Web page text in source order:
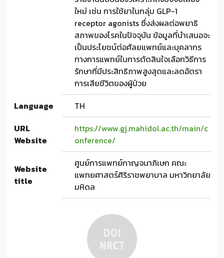
ใหม่ เช่น การใช้ยาในกลุ่ม GLP-1
receptor agonists ซึ่งส่งผลต่อพยาธิ
สภาพของโรคในปัจจุบัน ข้อมูลที่นำเสนอจะ
เป็นประโยชน์ต่อศัลยแพทย์และบุคลากร
ทางการแพทย์ในการตัดสินใจเลือกวิธีการ
รักษาที่มีประสิทธิภาพสูงสุดและลดอัตรา
การเสียชีวิตของผู้ป่วย
Language
TH
URL
Website
https://www.gj.mahidol.ac.th/main/c
onference/
Website
title
ศูนย์การแพทย์กาญจนาภิเษก คณะ
แพทยศาสตร์ศิริราชพยาบาล มหาวิทยาลัย
มหิดล